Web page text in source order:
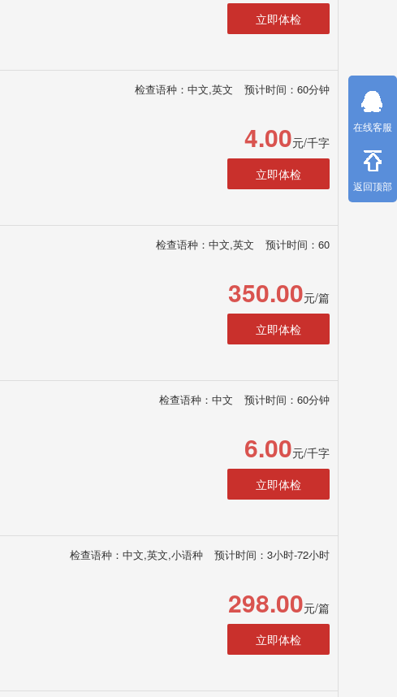
立即体检
检查语种：中文,英文 预计时间：60分钟
4.00元/千字
立即体检
检查语种：中文,英文 预计时间：60
350.00元/篇
立即体检
检查语种：中文 预计时间：60分钟
6.00元/千字
立即体检
检查语种：中文,英文,小语种 预计时间：3小时-72小时
298.00元/篇
立即体检
在线客服
返回顶部